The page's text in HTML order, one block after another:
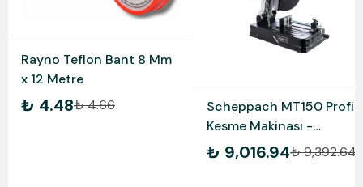
Rayno Teflon Bant 8 Mm
x 12 Metre
₺ 4.48₺ 4.66
Scheppach MT150 Profil
Kesme Makinası -
5903703901
₺ 9,016.94₺ 9,392.64